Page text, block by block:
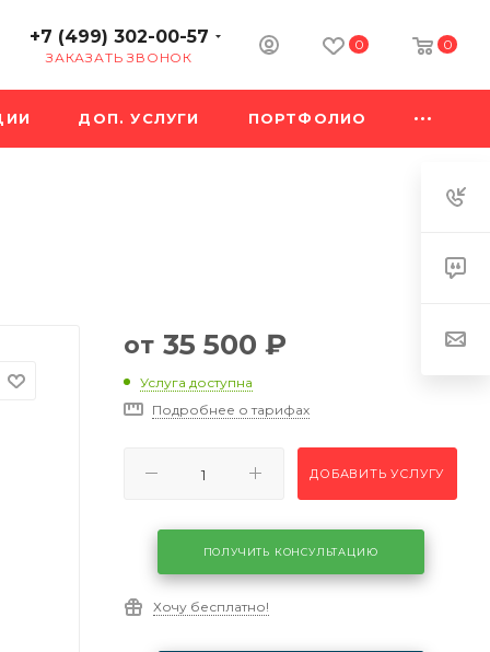
+7 (499) 302-00-57
ЗАКАЗАТЬ ЗВОНОК
0 0
ДОП. УСЛУГИ ПОРТФОЛИО
от 35 500 ₽
Услуга доступна
Подробнее о тарифах
ДОБАВИТЬ УСЛУГУ
ПОЛУЧИТЬ КОНСУЛЬТАЦИЮ
Хочу бесплатно!